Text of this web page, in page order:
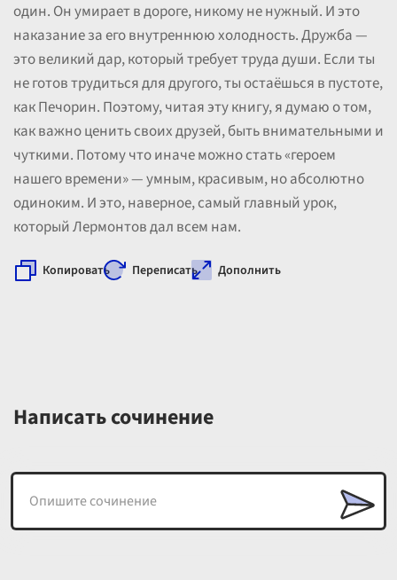
один. Он умирает в дороге, никому не нужный. И это
наказание за его внутреннюю холодность. Дружба —
это великий дар, который требует труда души. Если ты
не готов трудиться для другого, ты остаёшься в пустоте,
как Печорин. Поэтому, читая эту книгу, я думаю о том,
как важно ценить своих друзей, быть внимательными и
чуткими. Потому что иначе можно стать «героем
нашего времени» — умным, красивым, но абсолютно
одиноким. И это, наверное, самый главный урок,
который Лермонтов дал всем нам.
Копировать Переписать Дополнить
Написать сочинение